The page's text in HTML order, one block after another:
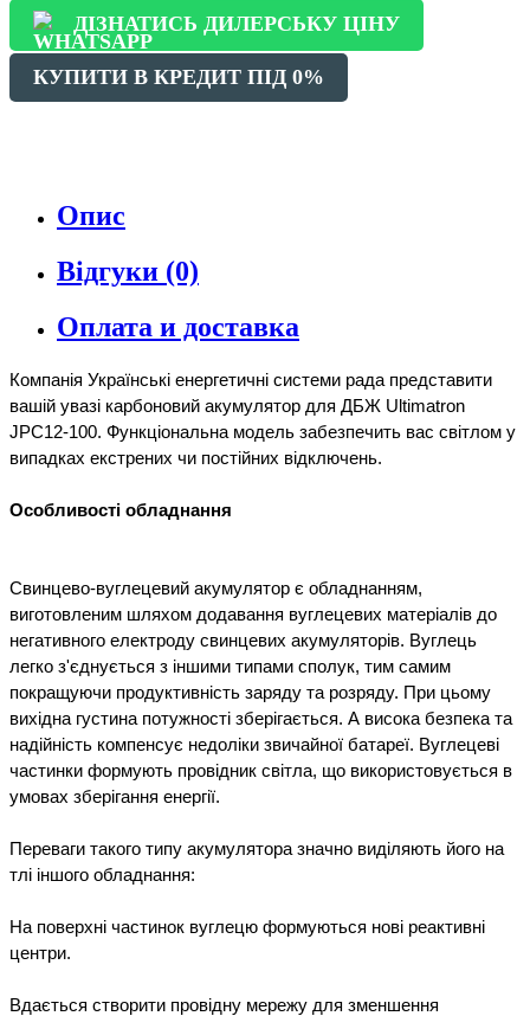
ДІЗНАТИСЬ ДИЛЕРСЬКУ ЦІНУ
КУПИТИ В КРЕДИТ ПІД 0%
Опис
Відгуки (0)
Оплата и доставка
Компанія Українські енергетичні системи рада представити
вашій увазі карбоновий акумулятор для ДБЖ Ultimatron
JPC12-100. Функціональна модель забезпечить вас світлом у
випадках екстрених чи постійних відключень.
Свинцево-вуглецевий акумулятор є обладнанням,
виготовленим шляхом додавання вуглецевих матеріалів до
негативного електроду свинцевих акумуляторів. Вуглець
легко з'єднується з іншими типами сполук, тим самим
покращуючи продуктивність заряду та розряду. При цьому
вихідна густина потужності зберігається. А висока безпека та
надійність компенсує недоліки звичайної батареї. Вуглецеві
частинки формують провідник світла, що використовується в
умовах зберігання енергії.
Переваги такого типу акумулятора значно виділяють його на
тлі іншого обладнання:
На поверхні частинок вуглецю формуються нові реактивні
центри.
Вдається створити провідну мережу для зменшення